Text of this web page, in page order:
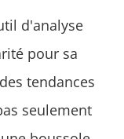
d'analyse
pour sa
tendances
seulement